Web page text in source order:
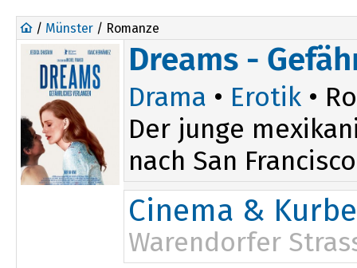
/ Münster / Romanze
Dreams -
Drama • Erotik •
Der junge
nach San
Cinema &
Warendorfer